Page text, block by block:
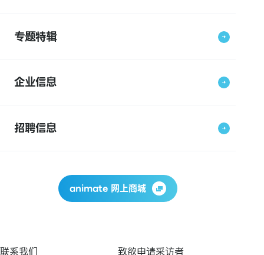
专题特辑
企业信息
招聘信息
animate 网上商城
联系我们 致欲申请采访者